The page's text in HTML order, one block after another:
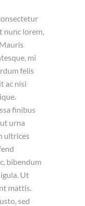
lorem,
mi
felis
ac nisi
finibus
urna
ultrices
bibendum
Ut
mattis.
sed